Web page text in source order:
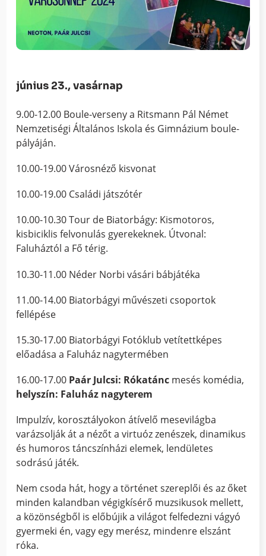
június 23., vasárnap
9.00-12.00 Boule-verseny a Ritsmann Pál Német
Nemzetiségi Általános Iskola és Gimnázium boule-
pályáján.
10.00-19.00 Városnéző kisvonat
10.00-19.00 Családi játszótér
10.00-10.30 Tour de Biatorbágy: Kismotoros,
kisbiciklis felvonulás gyerekeknek. Útvonal:
Faluháztól a Fő térig.
10.30-11.00 Néder Norbi vásári bábjátéka
11.00-14.00 Biatorbágyi művészeti csoportok
fellépése
15.30-17.00 Biatorbágyi Fotóklub vetítettképes
előadása a Faluház nagytermében
16.00-17.00 Paár Julcsi: Rókatánc mesés komédia,
helyszín: Faluház nagyterem
Impulzív, korosztályokon átívelő mesevilágba
varázsolják át a nézőt a virtuóz zenészek, dinamikus
és humoros táncszínházi elemek, lendületes
sodrású játék.
Nem csoda hát, hogy a történet szereplői és az őket
minden kalandban végigkísérő muzsikusok mellett,
a közönségből is előbújik a világot felfedezni vágyó
gyermeki én, vagy egy merész, mindenre elszánt
róka.